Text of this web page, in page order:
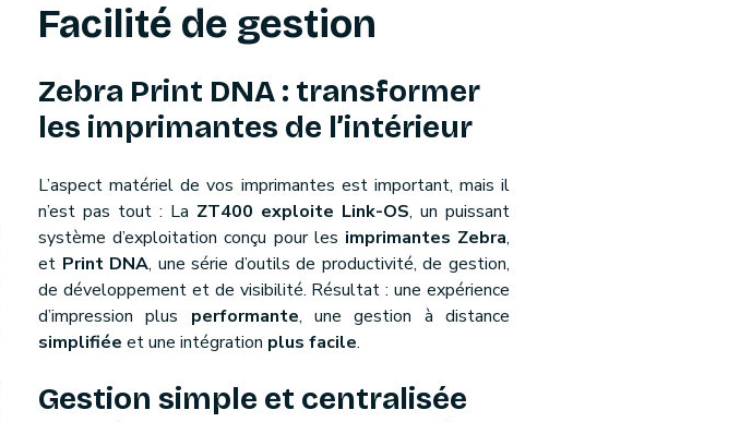
Facilité de gestion
Zebra Print DNA : transformer
les imprimantes de l’intérieur
L’aspect matériel de vos imprimantes est important, mais il
n’est pas tout : La ZT400 exploite Link-OS, un puissant
système d’exploitation conçu pour les imprimantes Zebra,
et Print DNA, une série d’outils de productivité, de gestion,
de développement et de visibilité. Résultat : une expérience
d’impression plus performante, une gestion à distance
simplifiée et une intégration plus facile.
Gestion simple et centralisée